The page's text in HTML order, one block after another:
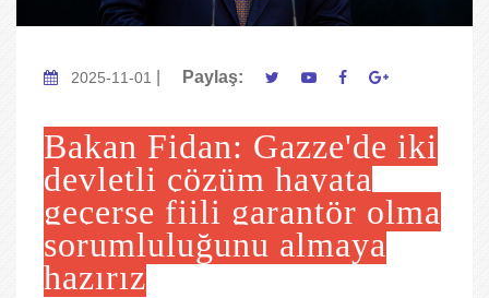
2025-11-01 Paylaş:
Bakan Fidan: Gazze'de iki
devletli çözüm hayata
geçerse fiili garantör olma
sorumluluğunu almaya
hazırız